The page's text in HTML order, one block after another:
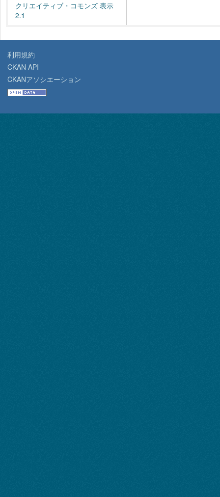
クリエイティブ・コモンズ 表示
2.1
利用規約
CKAN API
CKANアソシエーション